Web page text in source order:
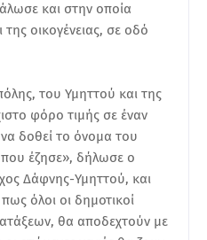
και στην οποία
της οικογένειας, σε οδό
του Υμηττού και της
φόρο τιμής σε έναν
δοθεί το όνομα του
έζησε», δήλωσε ο
Δάφνης-Υμηττού, και
όλοι οι δημοτικοί
θα αποδεχτούν με